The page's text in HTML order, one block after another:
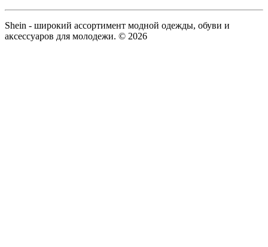
Shein - широкий ассортимент модной одежды, обуви и
аксессуаров для молодежи. © 2026